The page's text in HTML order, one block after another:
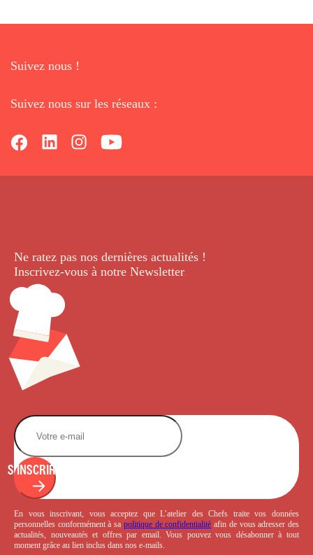
Suivez nous !
Suivez nous sur les réseaux :
Ne ratez pas nos dernières actualités !
Inscrivez-vous à notre Newsletter.
S'INSCRIRE
En vous inscrivant, vous acceptez que L’atelier des Chefs traite vos données
personnelles conformément à sa politique de confidentialité afin de vous adresser des
actualités, nouveautés et offres par email. Vous pouvez vous désabonner à tout
moment grâce au lien inclus dans nos e-mails.